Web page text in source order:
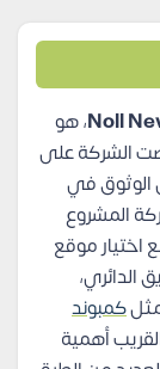
Noll، هو
الشركة على
الوثوق في
المشروع
اختيار موقع
الدائري،
كمبوند
أهمية